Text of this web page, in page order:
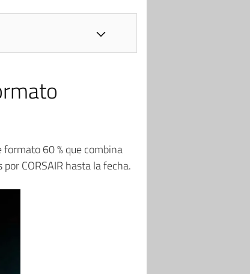
60 % que combina
CORSAIR hasta la fecha.